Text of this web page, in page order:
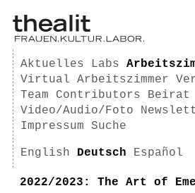
Aktuelles Labs
Virtual Arbeitszimmer
Team
Contributors
Beirat
Video/Audio/Foto
Impressum
Suche
English Deutsch Español
2022/2023: The Art of